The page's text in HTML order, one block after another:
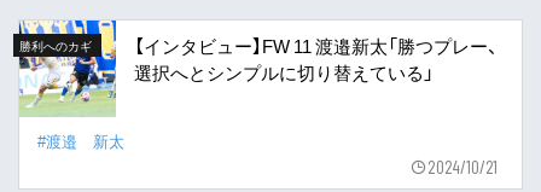
勝利へのカギ
【インタビュー】FW 11 渡邉新太「勝つプレー、
選択へとシンプルに切り替えている」
#渡邉 新太
2024/10/21